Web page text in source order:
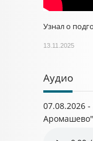
Узнал о
13.11.2025
Аудио
07.08.2026
Аромашево"